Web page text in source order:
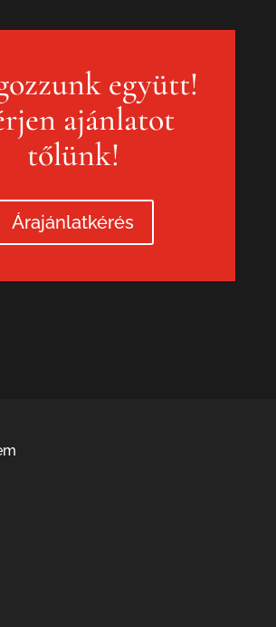
együtt!
ajánlatot
tőlünk!
Árajánlatkérés